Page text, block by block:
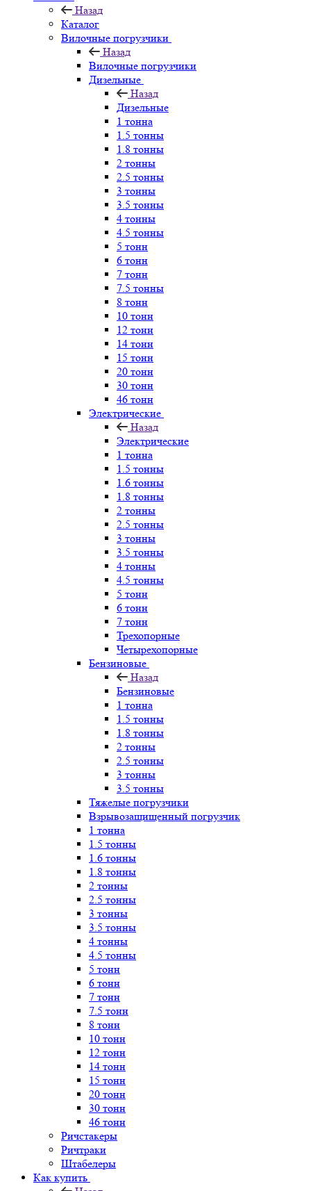
Назад
Каталог
Вилочные погрузчики
Назад
Вилочные погрузчики
Дизельные
Назад
Дизельные
1 тонна
1.5 тонны
1.8 тонны
2 тонны
2.5 тонны
3 тонны
3.5 тонны
4 тонны
4.5 тонны
5 тонн
6 тонн
7 тонн
7.5 тонны
8 тонн
10 тонн
12 тонн
14 тонн
15 тонн
20 тонн
30 тонн
46 тонн
Электрические
Назад
Электрические
1 тонна
1.5 тонны
1.6 тонны
1.8 тонны
2 тонны
2.5 тонны
3 тонны
3.5 тонны
4 тонны
4.5 тонны
5 тонн
6 тонн
7 тонн
Трехопорные
Четырехопорные
Бензиновые
Назад
Бензиновые
1 тонна
1.5 тонны
1.8 тонны
2 тонны
2.5 тонны
3 тонны
3.5 тонны
Тяжелые погрузчики
Взрывозащищенный погрузчик
1 тонна
1.5 тонны
1.6 тонны
1.8 тонны
2 тонны
2.5 тонны
3 тонны
3.5 тонны
4 тонны
4.5 тонны
5 тонн
6 тонн
7 тонн
7.5 тонн
8 тонн
10 тонн
12 тонн
14 тонн
15 тонн
20 тонн
30 тонн
46 тонн
Ричстакеры
Ричтраки
Штабелеры
Как купить